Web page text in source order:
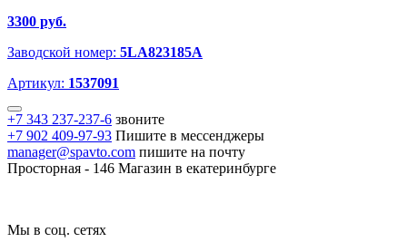
3300 руб.
Заводской номер: 5LA823185A
Артикул: 1537091
+7 343 237-237-6 звоните
+7 902 409-97-93 Пишите в мессенджеры
manager@spavto.com пишите на почту
Просторная - 146 Магазин в екатеринбурге
Мы в соц. сетях